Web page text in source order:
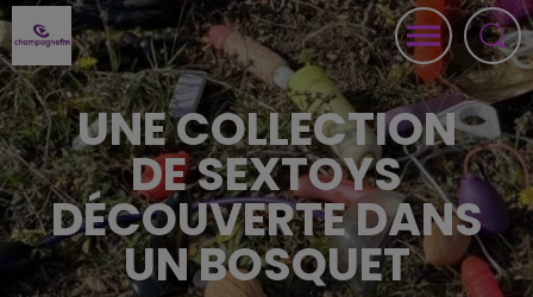
UNE COLLECTION
DE SEXTOYS
DÉCOUVERTE DANS
UN BOSQUET